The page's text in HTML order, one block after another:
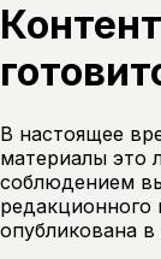
В настоящее
материалы это
соблюдением
редакционного
опубликована